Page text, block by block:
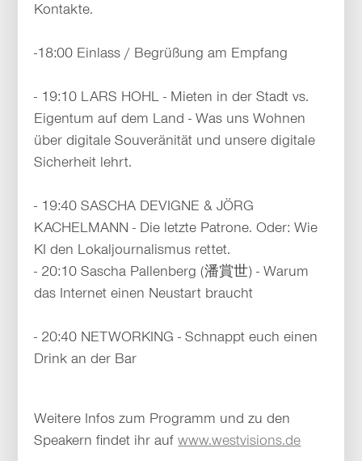
Kontakte.
-18:00 Einlass / Begrüßung am Empfang
- 19:10 LARS HOHL - Mieten in der Stadt vs.
Eigentum auf dem Land - Was uns Wohnen
über digitale Souveränität und unsere digitale
Sicherheit lehrt.
- 19:40 SASCHA DEVIGNE & JÖRG
KACHELMANN - Die letzte Patrone. Oder: Wie
KI den Lokaljournalismus rettet.
- 20:10 Sascha Pallenberg (潘賞世) - Warum
das Internet einen Neustart braucht
- 20:40 NETWORKING - Schnappt euch einen
Drink an der Bar
Weitere Infos zum Programm und zu den
Speakern findet ihr aufwww.westvisions.de